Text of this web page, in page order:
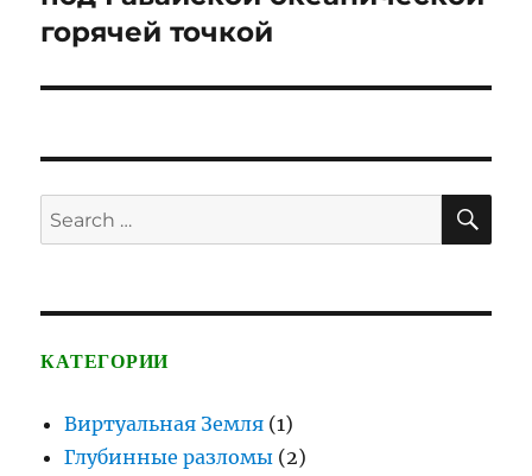
горячей точкой
Search
for:
КАТЕГОРИИ
Виртуальная Земля (1)
Глубинные разломы (2)